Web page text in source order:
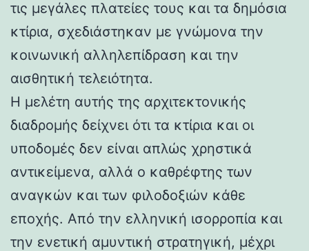
τις μεγάλες πλατείες τους και τα δημόσια
κτίρια, σχεδιάστηκαν με γνώμονα την
κοινωνική αλληλεπίδραση και την
αισθητική τελειότητα.
Η μελέτη αυτής της αρχιτεκτονικής
διαδρομής δείχνει ότι τα κτίρια και οι
υποδομές δεν είναι απλώς χρηστικά
αντικείμενα, αλλά ο καθρέφτης των
αναγκών και των φιλοδοξιών κάθε
εποχής. Από την ελληνική ισορροπία και
την ενετική αμυντική στρατηγική, μέχρι